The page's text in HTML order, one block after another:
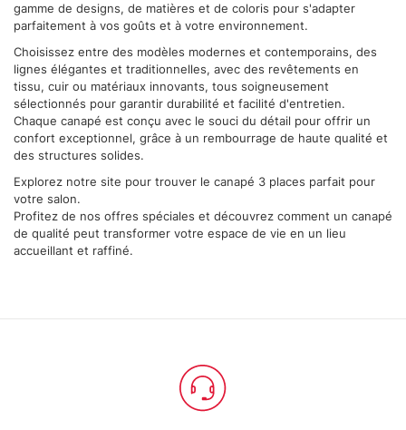
e imposta le tue preferenze nella sezione dettagli. Puoi
modificare o ritirare il tuo consenso in qualsiasi momento
dalla Dichiarazione sui cookie.
Utilizziamo i cookie per personalizzare contenuti ed
annunci, per fornire funzionalità dei social media e per
analizzare il nostro traffico. Condividiamo inoltre
informazioni sul modo in cui utilizza il nostro sito con i
nostri partner che si occupano di analisi dei dati web,
pubblicità e social media, i quali potrebbero combinarle
con altre informazioni che ha fornito loro o che hanno
raccolto dal suo utilizzo dei loro servizi.
gamme de designs, de matières et de coloris pour s'adapter
parfaitement à vos goûts et à votre environnement.
Choisissez entre des modèles modernes et contemporains, des
lignes élégantes et traditionnelles, avec des revêtements en
tissu, cuir ou matériaux innovants, tous soigneusement
sélectionnés pour garantir durabilité et facilité d'entretien.
Chaque canapé est conçu avec le souci du détail pour offrir un
confort exceptionnel, grâce à un rembourrage de haute qualité et
des structures solides.
Explorez notre site pour trouver le canapé 3 places parfait pour
votre salon.
Profitez de nos offres spéciales et découvrez comment un canapé
de qualité peut transformer votre espace de vie en un lieu
accueillant et raffiné.